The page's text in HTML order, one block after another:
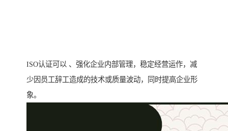
ISO认证可以 、强化企业内部管理，稳定经营运作，减
少因员工辞工造成的技术或质量波动，同时提高企业形
象。